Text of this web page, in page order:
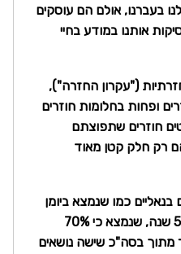
בעברנו, אולם הם עוסקים
אותנו במודע בחיי
("עקרון החזרה"),
ופחות בחלומות חוזרים
חוזרים שתפוצתם
רק חלק קטן מאוד
כמו שנמצא ביומן
חלומות שניהלה אישה לאורך 50 שנה, שנמצא כי 70%
מתוך בסה"כ שישה נושאים